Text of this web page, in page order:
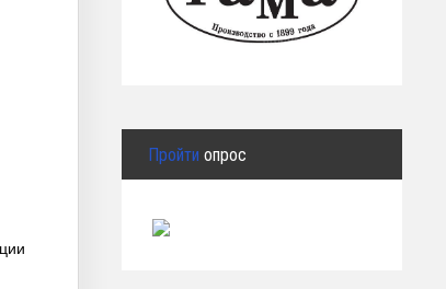
Пройти опрос